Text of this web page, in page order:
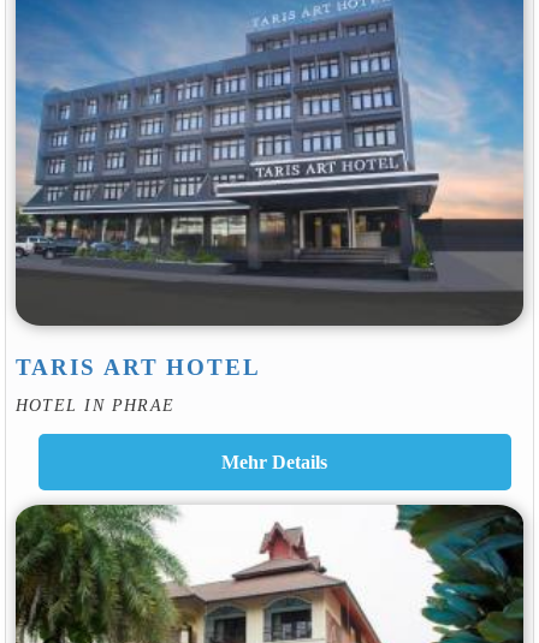
TARIS ART HOTEL
HOTEL IN PHRAE